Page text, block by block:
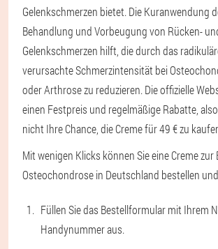
Gelenkschmerzen bietet. Die Kuranwendung
Behandlung und Vorbeugung von Rücken-
Gelenkschmerzen hilft, die durch das
verursachte Schmerzintensität bei
oder Arthrose zu reduzieren. Die offizielle
einen Festpreis und regelmäßige Rabatte,
nicht Ihre Chance, die Creme für 49 € zu
Mit wenigen Klicks können Sie eine Creme
Osteochondrose in Deutschland bestellen
Füllen Sie das Bestellformular mit Ihrem
Handynummer aus.